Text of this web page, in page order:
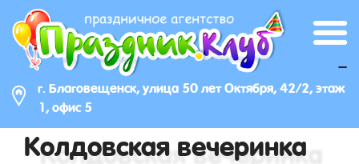
г. Благовещенск, улица 50 лет Октября, 42/2, этаж
1, офис 5
_
Колдовская вечеринка